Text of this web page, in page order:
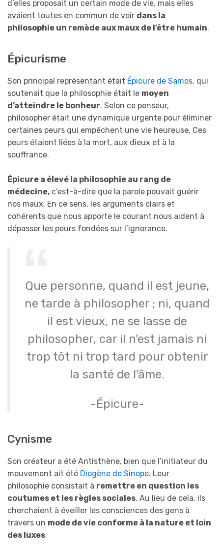
d’elles proposait un certain mode de vie, mais elles
avaient toutes en commun de voir dans la
philosophie un remède aux maux de l’être humain.
Épicurisme
Son principal représentant était Épicure de Samos, qui
soutenait que la philosophie était le moyen
d’atteindre le bonheur. Selon ce penseur,
philosopher était une dynamique urgente pour éliminer
certaines peurs qui empêchent une vie heureuse. Ces
peurs étaient liées à la mort, aux dieux et à la
souffrance.
Épicure a élevé la philosophie au rang de
médecine, c’est-à-dire que la parole pouvait guérir
nos maux. En ce sens, les arguments clairs et
cohérents que nous apporte le courant nous aident à
dépasser les peurs fondées sur l’ignorance.
Que personne, quand il est jeune,
ne tarde à philosopher ; ni, quand
il est vieux, ne se lasse de
philosopher, car il n’est jamais ni
trop tôt ni trop tard pour obtenir
la santé de l’âme.
-Épicure-
Cynisme
Son créateur a été Antisthène, bien que l’initiateur du
mouvement ait été Diogène de Sinope. Leur
philosophie consistait à remettre en question les
coutumes et les règles sociales. Au lieu de cela, ils
cherchaient à éveiller les consciences des gens à
travers un mode de vie conforme à la nature et loin
des luxes.